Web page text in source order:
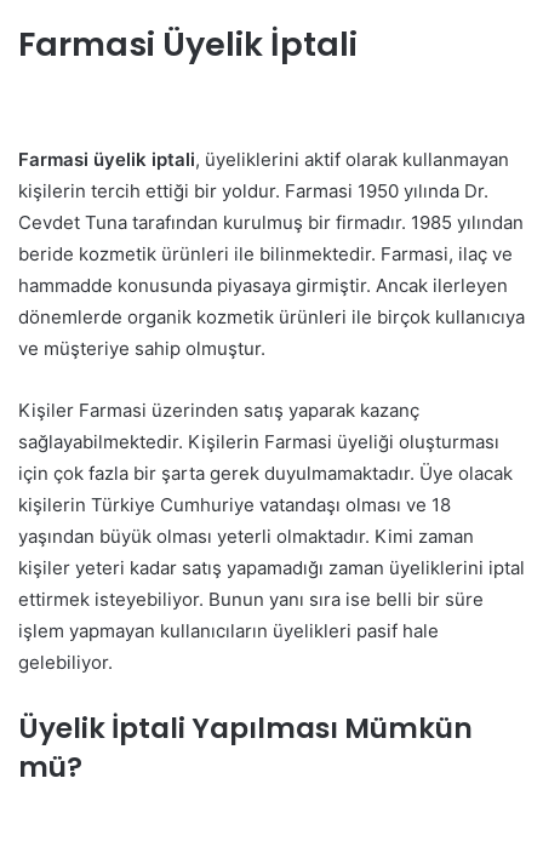
Farmasi Üyelik İptali
Farmasi üyelik iptali, üyeliklerini aktif olarak kullanmayan
kişilerin tercih ettiği bir yoldur. Farmasi 1950 yılında Dr.
Cevdet Tuna tarafından kurulmuş bir firmadır. 1985 yılından
beride kozmetik ürünleri ile bilinmektedir. Farmasi, ilaç ve
hammadde konusunda piyasaya girmiştir. Ancak ilerleyen
dönemlerde organik kozmetik ürünleri ile birçok kullanıcıya
ve müşteriye sahip olmuştur.
Kişiler Farmasi üzerinden satış yaparak kazanç
sağlayabilmektedir. Kişilerin Farmasi üyeliği oluşturması
için çok fazla bir şarta gerek duyulmamaktadır. Üye olacak
kişilerin Türkiye Cumhuriye vatandaşı olması ve 18
yaşından büyük olması yeterli olmaktadır. Kimi zaman
kişiler yeteri kadar satış yapamadığı zaman üyeliklerini iptal
ettirmek isteyebiliyor. Bunun yanı sıra ise belli bir süre
işlem yapmayan kullanıcıların üyelikleri pasif hale
gelebiliyor.
Üyelik İptali Yapılması Mümkün
mü?